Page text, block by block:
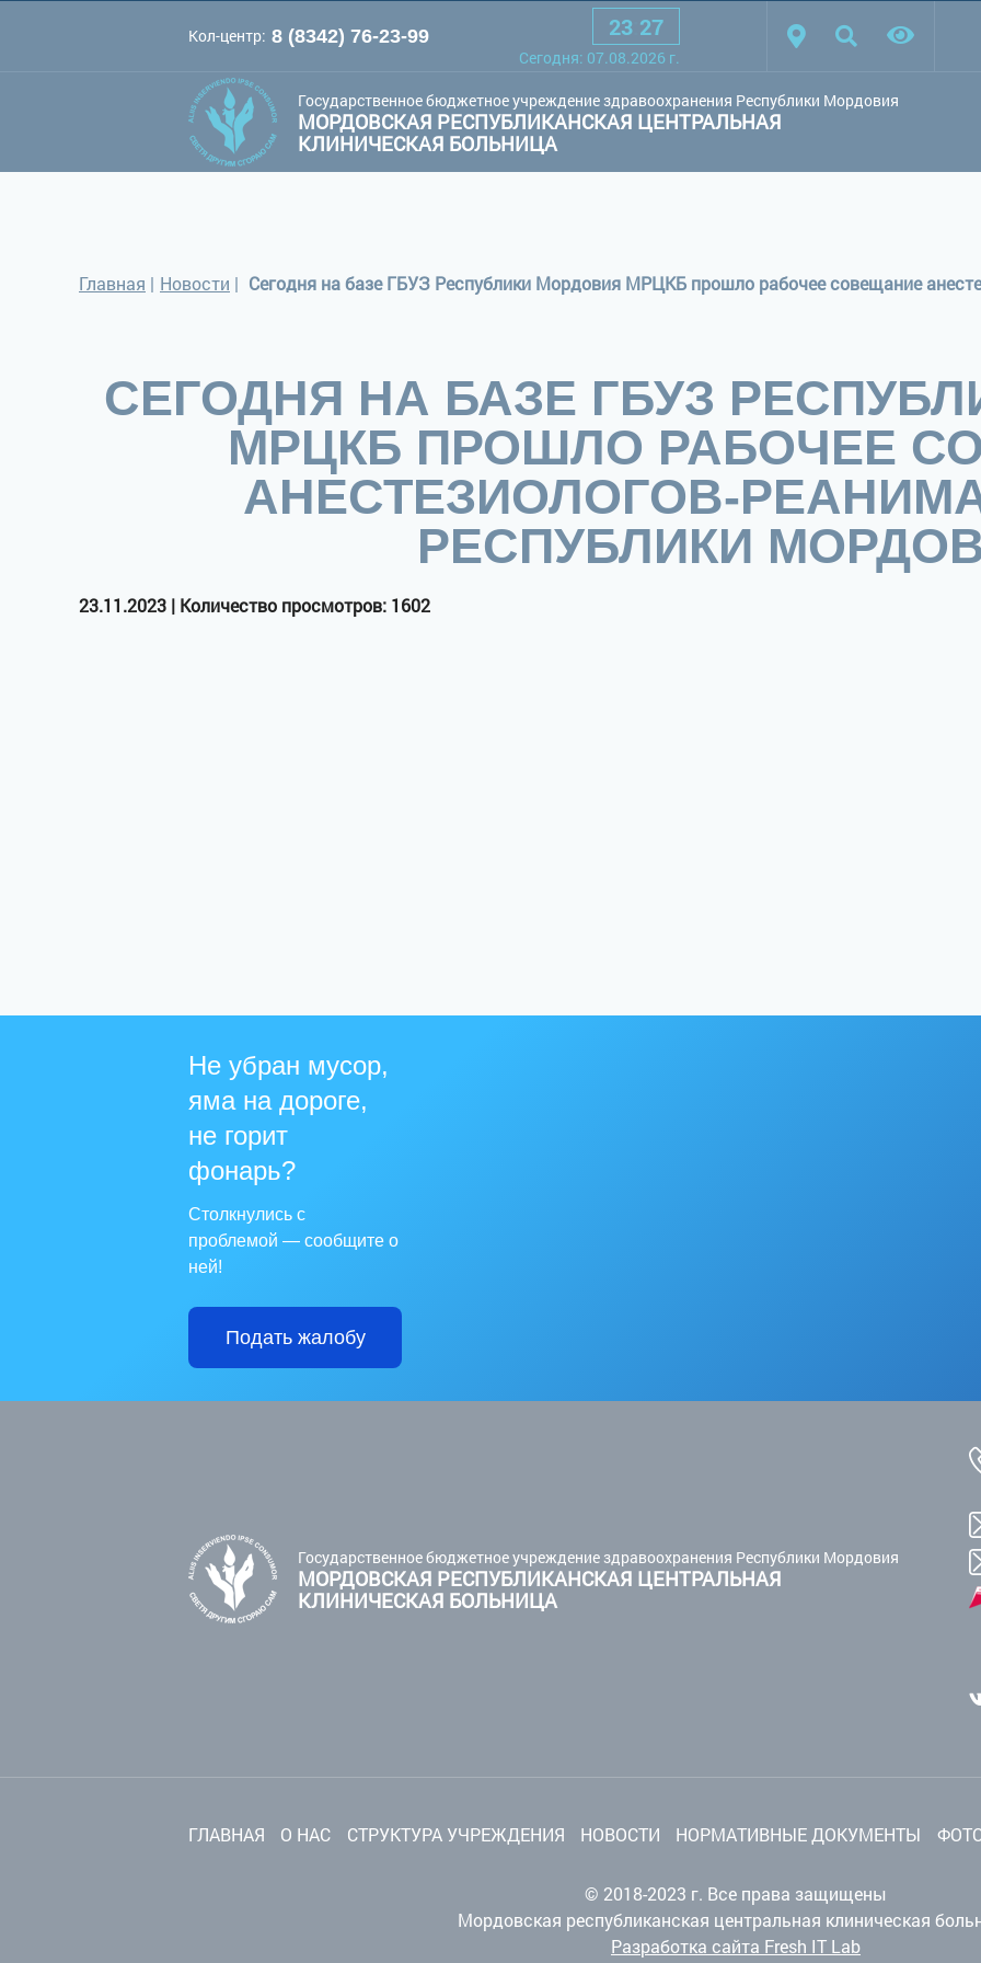
Шрифт: A A A Белая схема Черная схема Обычный сайт
Кол-центр: 8 (8342) 76-23-99 23 27
Сегодня: 07.08.2026 г.
Государственное бюджетное учреждение здравоохранения Республики Мордовия
МОРДОВСКАЯ РЕСПУБЛИКАНСКАЯ ЦЕНТРАЛЬНАЯ
КЛИНИЧЕСКАЯ БОЛЬНИЦА
Главная | Новости |
СЕГОДНЯ НА БАЗЕ ГБУЗ
МРЦКБ ПРОШЛО РАБОЧЕЕ
АНЕСТЕЗИОЛОГОВ-
РЕСПУБЛИКИ
23.11.2023 | Количество просмотров: 1602
Не убран мусор,
яма на дороге,
не горит
фонарь?
Столкнулись с
проблемой — сообщите о
ней!
Подать жалобу
Государственное бюджетное учреждение здравоохранения Республики Мордовия
МОРДОВСКАЯ РЕСПУБЛИКАНСКАЯ ЦЕНТРАЛЬНАЯ
КЛИНИЧЕСКАЯ БОЛЬНИЦА
ГЛАВНАЯ О НАС СТРУКТУРА УЧРЕЖДЕНИЯ НОВОСТИ НОРМАТИВНЫЕ ДОКУМЕНТЫ
© 2018-2023 г. Все права защищены
Мордовская республиканская центральная клиническая
Разработка сайта Fresh IT Lab